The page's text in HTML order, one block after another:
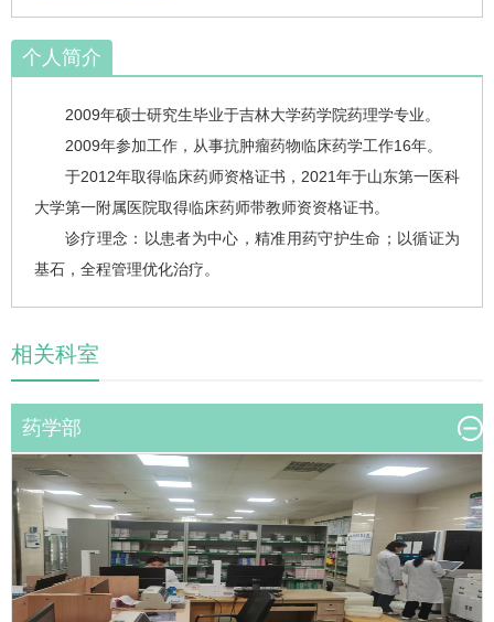
个人简介
2009年硕士研究生毕业于吉林大学药学院药理学专业。
2009年参加工作，从事抗肿瘤药物临床药学工作16年。
于2012年取得临床药师资格证书，2021年于山东第一医科
大学第一附属医院取得临床药师带教师资资格证书。
诊疗理念：以患者为中心，精准用药守护生命；以循证为
基石，全程管理优化治疗。
相关科室
药学部